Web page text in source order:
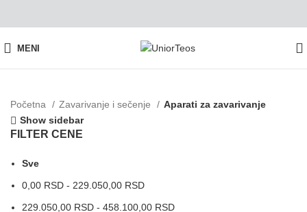
MENI
Početna Zavarivanje i sečenje
Aparati za zavarivanje
Show sidebar
FILTER CENE
Sve
0,00 RSD - 229.050,00 RSD
229.050,00 RSD - 458.100,00 RSD